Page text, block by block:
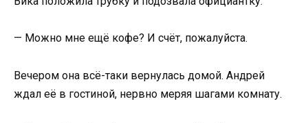
— Можно мне ещё кофе? И счёт, пожалуйста.
Вечером она всё-таки вернулась домой. Андрей
ждал её в гостиной, нервно меряя шагами комнату.